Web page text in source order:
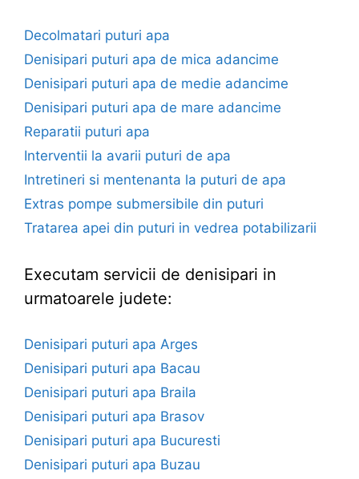
Decolmatari puturi apa
Denisipari puturi apa de mica adancime
Denisipari puturi apa de medie adancime
Denisipari puturi apa de mare adancime
Reparatii puturi apa
Interventii la avarii puturi de apa
Intretineri si mentenanta la puturi de apa
Extras pompe submersibile din puturi
Tratarea apei din puturi in vedrea potabilizarii
Executam servicii de denisipari in
urmatoarele judete:
Denisipari puturi apa Arges
Denisipari puturi apa Bacau
Denisipari puturi apa Braila
Denisipari puturi apa Brasov
Denisipari puturi apa Bucuresti
Denisipari puturi apa Buzau